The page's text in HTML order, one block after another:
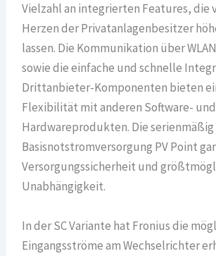
Vielzahl an integrierten Features, die
Herzen der Privatanlagenbesitzer
lassen. Die Kommunikation über
sowie die einfache und schnelle
Drittanbieter-Komponenten bieten
Flexibilität mit anderen Software- und
Hardwareprodukten. Die
Basisnotstromversorgung PV Point
Versorgungssicherheit und
Unabhängigkeit.
In der SC Variante hat Fronius die
Eingangsströme am Wechselrichter